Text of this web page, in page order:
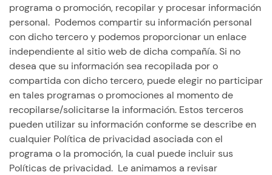
programa o promoción, recopilar y procesar información
personal. Podemos compartir su información personal
con dicho tercero y podemos proporcionar un enlace
independiente al sitio web de dicha compañía. Si no
desea que su información sea recopilada por o
compartida con dicho tercero, puede elegir no participar
en tales programas o promociones al momento de
recopilarse/solicitarse la información. Estos terceros
pueden utilizar su información conforme se describe en
cualquier Política de privacidad asociada con el
programa o la promoción, la cual puede incluir sus
Políticas de privacidad. Le animamos a revisar